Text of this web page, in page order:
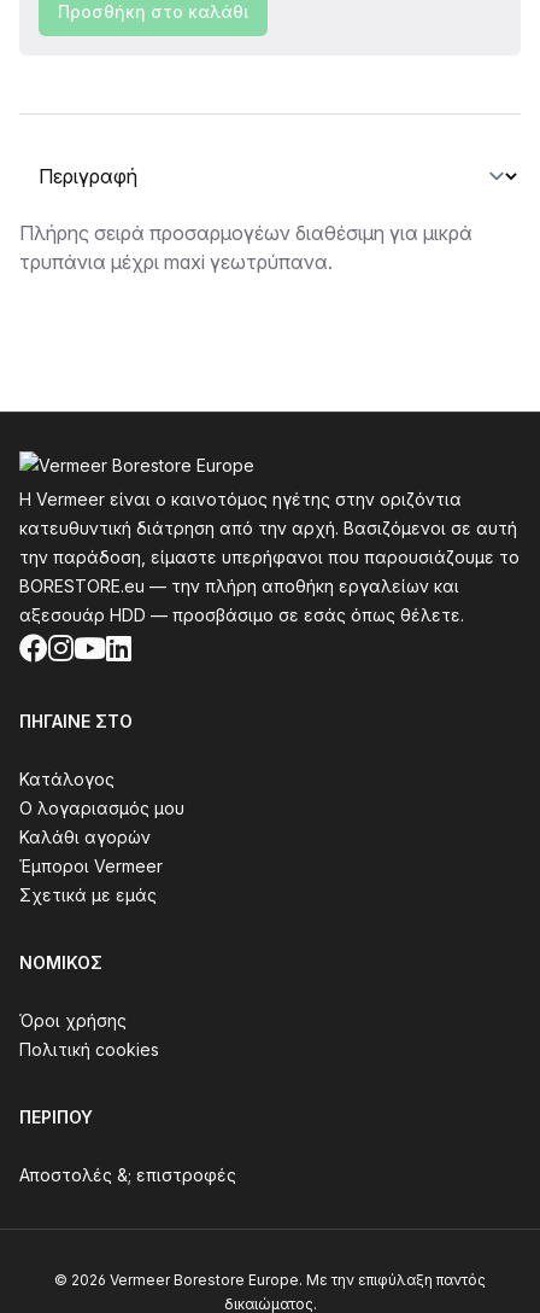
Προσθήκη στο καλάθι
Επιλογή καρτέλας
Περιγραφή
Πλήρης σειρά προσαρμογέων διαθέσιμη για μικρά
τρυπάνια μέχρι maxi γεωτρύπανα.
Η Vermeer είναι ο καινοτόμος ηγέτης στην οριζόντια
κατευθυντική διάτρηση από την αρχή. Βασιζόμενοι σε αυτή
την παράδοση, είμαστε υπερήφανοι που παρουσιάζουμε το
BORESTORE.eu — την πλήρη αποθήκη εργαλείων και
αξεσουάρ HDD — προσβάσιμο σε εσάς όπως θέλετε.
Facebook
Instagram
YouTube
LinkedIn
ΠΉΓΑΙΝΕ ΣΤΟ
Κατάλογος
Ο λογαριασμός μου
Καλάθι αγορών
Έμποροι Vermeer
Σχετικά με εμάς
ΝΟΜΙΚΌΣ
Όροι χρήσης
Πολιτική cookies
ΠΕΡΊΠΟΥ
Αποστολές &; επιστροφές
© 2026 Vermeer Borestore Europe. Με την επιφύλαξη παντός
δικαιώματος.